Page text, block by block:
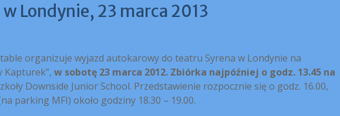
Londynie, 23 marca 2013
organizuje wyjazd autokarowy do teatru Syrena w Londynie na
Kapturek”, w sobotę 23 marca 2012. Zbiórka najpóźniej o godz. 13.45 na
Downside Junior School. Przedstawienie rozpocznie się o godz. 16.00,
parking MFI) około godziny 18.30 – 19.00.